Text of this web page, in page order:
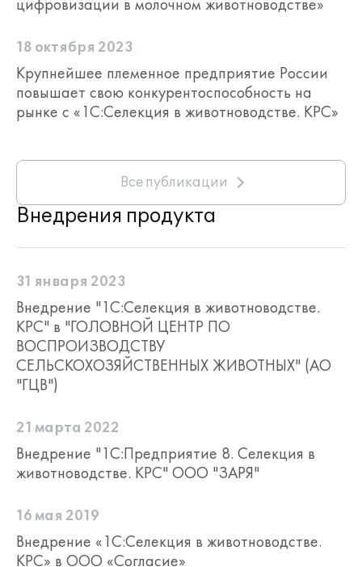
18 октября 2023
Крупнейшее племенное предприятие России
повышает свою конкурентоспособность на
рынке с «1С:Селекция в животноводстве. КРС»
Все публикации
Внедрения продукта
31 января 2023
Внедрение "1С:Селекция в животноводстве.
КРС" в "ГОЛОВНОЙ ЦЕНТР ПО
ВОСПРОИЗВОДСТВУ
СЕЛЬСКОХОЗЯЙСТВЕННЫХ ЖИВОТНЫХ" (АО
"ГЦВ")
21 марта 2022
Внедрение "1С:Предприятие 8. Селекция в
животноводстве. КРС" ООО "ЗАРЯ"
16 мая 2019
Внедрение «1С:Селекция в животноводстве.
КРС» в ООО «Согласие»